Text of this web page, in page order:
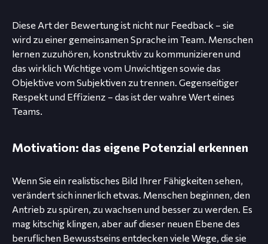
Diese Art der Bewertung ist nicht nur Feedback – sie
wird zu einer gemeinsamen Sprache im Team. Menschen
lernen zuzuhören, konstruktiv zu kommunizieren und
das wirklich Wichtige vom Unwichtigen sowie das
Objektive vom Subjektiven zu trennen. Gegenseitiger
Respekt und Effizienz – das ist der wahre Wert eines
Teams.
Motivation: das eigene Potenzial erkennen
Wenn Sie ein realistisches Bild Ihrer Fähigkeiten sehen,
verändert sich innerlich etwas. Menschen beginnen, den
Antrieb zu spüren, zu wachsen und besser zu werden. Es
mag kitschig klingen, aber auf dieser neuen Ebene des
beruflichen Bewusstseins entdecken viele Wege, die sie